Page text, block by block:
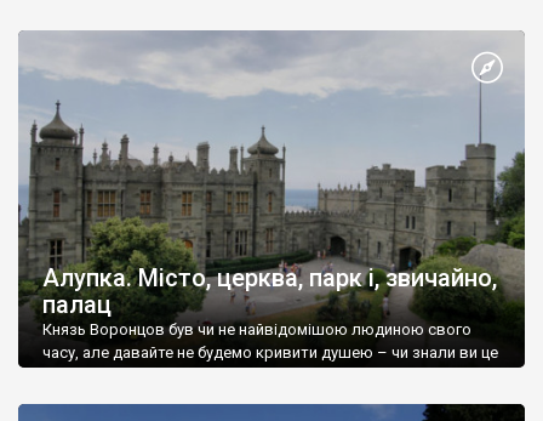
Алупка. Місто, церква, парк і, звичайно,
палац
Князь Воронцов був чи не найвідомішою людиною свого
часу, але давайте не будемо кривити душею – чи знали ви це